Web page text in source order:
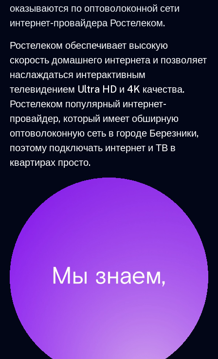
оказываются по оптоволоконной сети
интернет-провайдера Ростелеком.
Ростелеком обеспечивает высокую
скорость домашнего интернета и позволяет
наслаждаться интерактивным
телевидением Ultra HD и 4K качества.
Ростелеком популярный интернет-
провайдер, который имеет обширную
оптоволоконную сеть в городе Березники,
поэтому подключать интернет и ТВ в
квартирах просто.